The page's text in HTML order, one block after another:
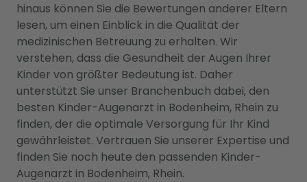
hinaus können Sie die Bewertungen anderer Eltern
lesen, um einen Einblick in die Qualität der
medizinischen Betreuung zu erhalten. Wir
verstehen, dass die Gesundheit der Augen Ihrer
Kinder von größter Bedeutung ist. Daher
unterstützt Sie unser Branchenbuch dabei, den
besten Kinder-Augenarzt in Bodenheim, Rhein zu
finden, der die optimale Versorgung für Ihr Kind
gewährleistet. Vertrauen Sie unserer Expertise und
finden Sie noch heute den passenden Kinder-
Augenarzt in Bodenheim, Rhein.